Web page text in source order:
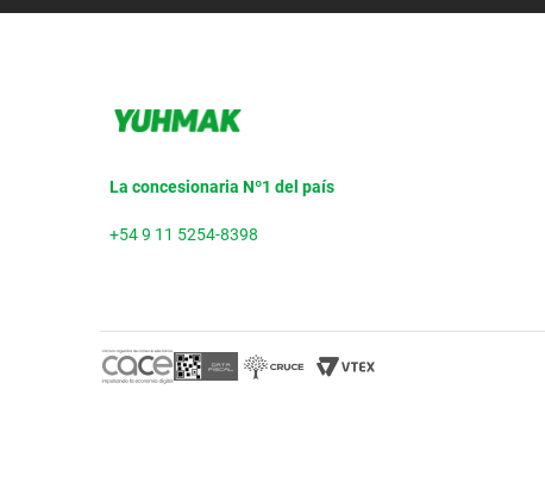
La concesionaria Nº1 del país
+54 9 11 5254-8398